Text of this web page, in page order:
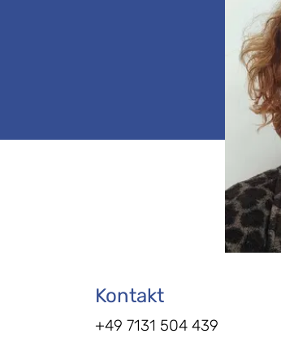
Kontakt
+49 7131 504 439